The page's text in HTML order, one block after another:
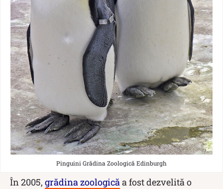
Pinguini Grădina Zoologică Edinburgh
În 2005, grădina zoologicăa fost dezvelită o